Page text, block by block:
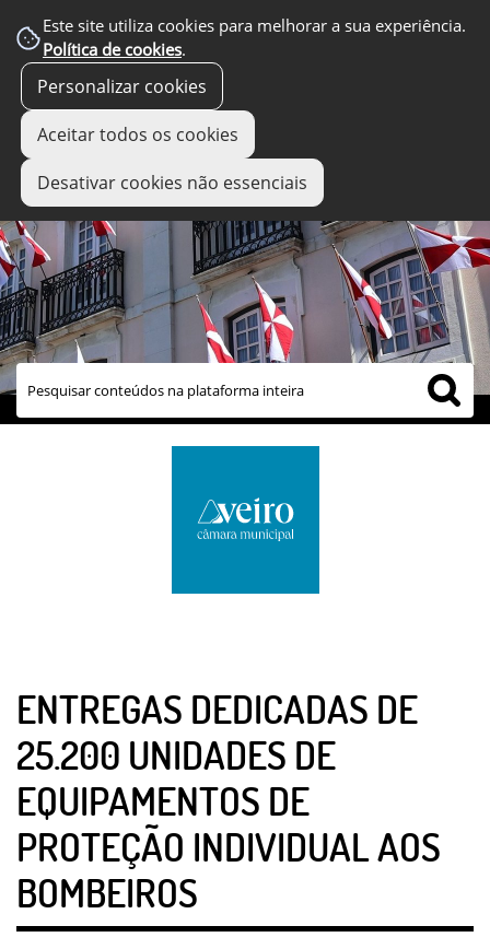
Este site utiliza cookies para melhorar a sua experiência.
Política de cookies.
Personalizar cookies
Aceitar todos os cookies
Desativar cookies não essenciais
links úteis
ENTREGAS DEDICADAS DE
25.200 UNIDADES DE
EQUIPAMENTOS DE
PROTEÇÃO INDIVIDUAL AOS
BOMBEIROS